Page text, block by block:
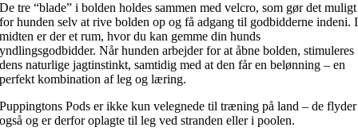
De tre “blade” i bolden holdes sammen med velcro, som gør det muligt
for hunden selv at rive bolden op og få adgang til godbidderne indeni. I
midten er der et rum, hvor du kan gemme din hunds
yndlingsgodbidder. Når hunden arbejder for at åbne bolden, stimuleres
dens naturlige jagtinstinkt, samtidig med at den får en belønning – en
perfekt kombination af leg og læring.
Puppingtons Pods er ikke kun velegnede til træning på land – de flyder
også og er derfor oplagte til leg ved stranden eller i poolen.